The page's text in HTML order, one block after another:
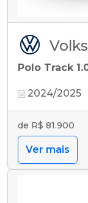
Polo Track
2024/2025
de R$ 81.900
Ver mais